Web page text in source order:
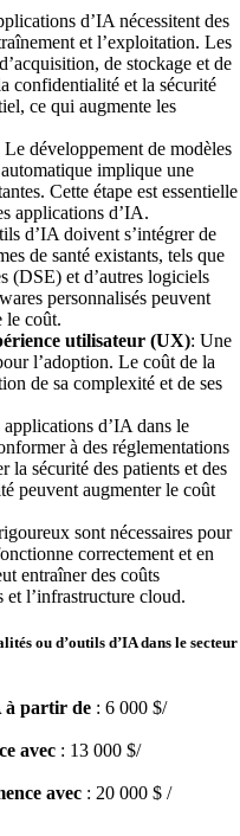
d’IA nécessitent des
et l’exploitation. Les
de stockage et de
confidentialité et la sécurité
ce qui augmente les
Le développement de modèles
implique une
Cette étape est essentielle
applications d’IA.
d’IA doivent s’intégrer de
de santé existants, tels que
(DSE) et d’autres logiciels
personnalisés peuvent
le coût.
utilisateur (UX): Une
l’adoption. Le coût de la
de sa complexité et de ses
applications d’IA dans le
à des réglementations
la sécurité des patients et des
peuvent augmenter le coût
sont nécessaires pour
correctement et en
entraîner des coûts
et l’infrastructure cloud.
ou d’outils d’IA dans le secteur
à partir de : 6 000 $/
avec : 13 000 $/
avec : 20 000 $ /